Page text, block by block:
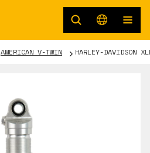
AMERICAN V-TWIN HARLEY-DAVIDSON